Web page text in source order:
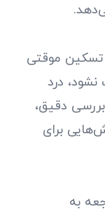
تسکین موقتی
نشود، درد
دقیق،
برای
به